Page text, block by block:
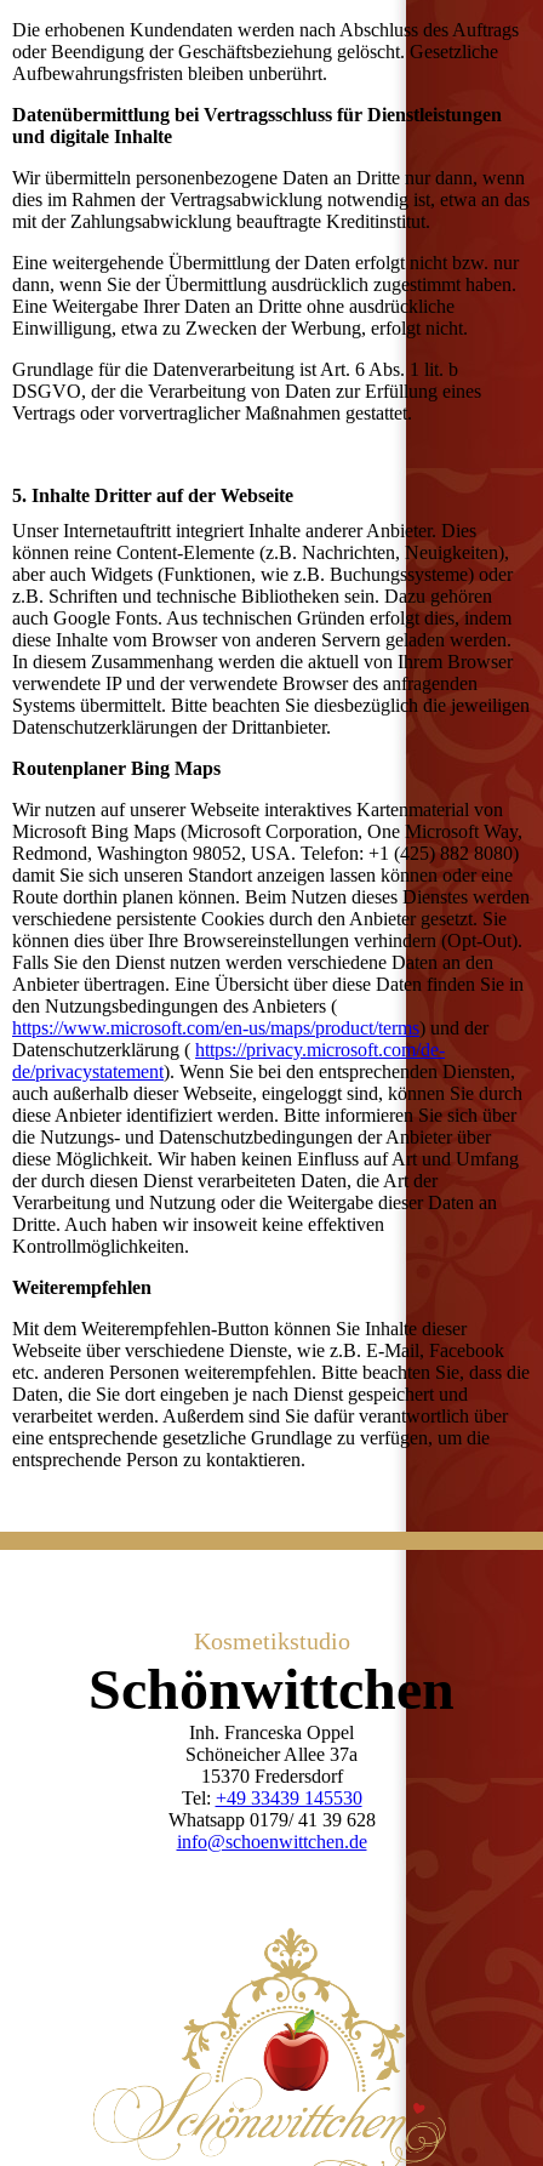
Die erhobenen Kundendaten werden nach Abschluss des Auftrags
oder Beendigung der Geschäftsbeziehung gelöscht. Gesetzliche
Aufbewahrungsfristen bleiben unberührt.
Datenübermittlung bei Vertragsschluss für Dienstleistungen
und digitale Inhalte
Wir übermitteln personenbezogene Daten an Dritte nur dann, wenn
dies im Rahmen der Vertragsabwicklung notwendig ist, etwa an das
mit der Zahlungsabwicklung beauftragte Kreditinstitut.
Eine weitergehende Übermittlung der Daten erfolgt nicht bzw. nur
dann, wenn Sie der Übermittlung ausdrücklich zugestimmt haben.
Eine Weitergabe Ihrer Daten an Dritte ohne ausdrückliche
Einwilligung, etwa zu Zwecken der Werbung, erfolgt nicht.
Grundlage für die Datenverarbeitung ist Art. 6 Abs. 1 lit. b
DSGVO, der die Verarbeitung von Daten zur Erfüllung eines
Vertrags oder vorvertraglicher Maßnahmen gestattet.
5. Inhalte Dritter auf der Webseite
Unser Internetauftritt integriert Inhalte anderer Anbieter. Dies
können reine Content-Elemente (z.B. Nachrichten, Neuigkeiten),
aber auch Widgets (Funktionen, wie z.B. Buchungssysteme) oder
z.B. Schriften und technische Bibliotheken sein. Dazu gehören
auch Google Fonts. Aus technischen Gründen erfolgt dies, indem
diese Inhalte vom Browser von anderen Servern geladen werden.
In diesem Zusammenhang werden die aktuell von Ihrem Browser
verwendete IP und der verwendete Browser des anfragenden
Systems übermittelt. Bitte beachten Sie diesbezüglich die jeweiligen
Datenschutzerklärungen der Drittanbieter.
Routenplaner Bing Maps
Wir nutzen auf unserer Webseite interaktives Kartenmaterial von
Microsoft Bing Maps (Microsoft Corporation, One Microsoft Way,
Redmond, Washington 98052, USA. Telefon: +1 (425) 882 8080)
damit Sie sich unseren Standort anzeigen lassen können oder eine
Route dorthin planen können. Beim Nutzen dieses Dienstes werden
verschiedene persistente Cookies durch den Anbieter gesetzt. Sie
können dies über Ihre Browsereinstellungen verhindern (Opt-Out).
Falls Sie den Dienst nutzen werden verschiedene Daten an den
Anbieter übertragen. Eine Übersicht über diese Daten finden Sie in
den Nutzungsbedingungen des Anbieters (
https://www.microsoft.com/en-us/maps/product/terms) und der
Datenschutzerklärung ( https://privacy.microsoft.com/de-
de/privacystatement). Wenn Sie bei den entsprechenden Diensten,
auch außerhalb dieser Webseite, eingeloggt sind, können Sie durch
diese Anbieter identifiziert werden. Bitte informieren Sie sich über
die Nutzungs- und Datenschutzbedingungen der Anbieter über
diese Möglichkeit. Wir haben keinen Einfluss auf Art und Umfang
der durch diesen Dienst verarbeiteten Daten, die Art der
Verarbeitung und Nutzung oder die Weitergabe dieser Daten an
Dritte. Auch haben wir insoweit keine effektiven
Kontrollmöglichkeiten.
Weiterempfehlen
Mit dem Weiterempfehlen-Button können Sie Inhalte dieser
Webseite über verschiedene Dienste, wie z.B. E-Mail, Facebook
etc. anderen Personen weiterempfehlen. Bitte beachten Sie, dass die
Daten, die Sie dort eingeben je nach Dienst gespeichert und
verarbeitet werden. Außerdem sind Sie dafür verantwortlich über
eine entsprechende gesetzliche Grundlage zu verfügen, um die
entsprechende Person zu kontaktieren.
Kosmetikstudio
Schön­wittchen
Inh. Franceska Oppel
Schöneicher Allee 37a
15370 Fredersdorf
Tel: +49 33439 145530
Whatsapp 0179/ 41 39 628
info@schoenwittchen.de